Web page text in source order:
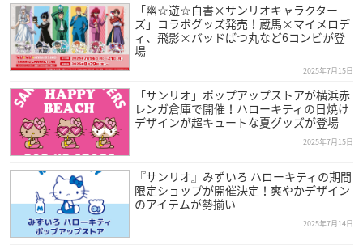
「幽☆遊☆白書×サンリオキャラクター
ズ」コラボグッズ発売！蔵馬×マイメロデ
ィ、飛影×バッドばつ丸など6コンビが登
場
2025年7月15日
「サンリオ」ポップアップストアが横浜赤
レンガ倉庫で開催！ハローキティの日焼け
デザインが超キュートな夏グッズが登場
2025年7月15日
『サンリオ』みずいろ ハローキティの期間
限定ショップが開催決定！爽やかデザイン
のアイテムが勢揃い
2025年7月14日